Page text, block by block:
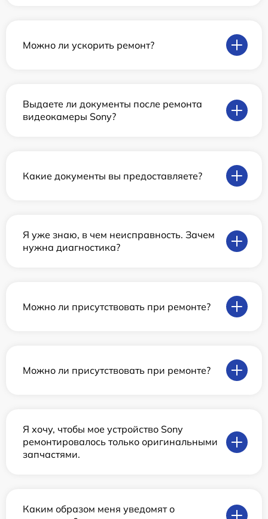
Можно ли ускорить ремонт?
Выдаете ли документы после ремонта
видеокамеры Sony?
Какие документы вы предоставляете?
Я уже знаю, в чем неисправность. Зачем
нужна диагностика?
Можно ли присутствовать при ремонте?
Можно ли присутствовать при ремонте?
Я хочу, чтобы мое устройство Sony
ремонтировалось только оригинальными
запчастями.
Каким образом меня уведомят о